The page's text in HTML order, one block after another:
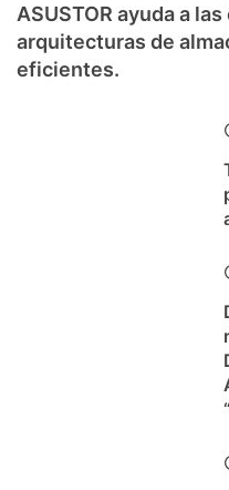
ASUSTOR ayuda a
arquitecturas de
eficientes.